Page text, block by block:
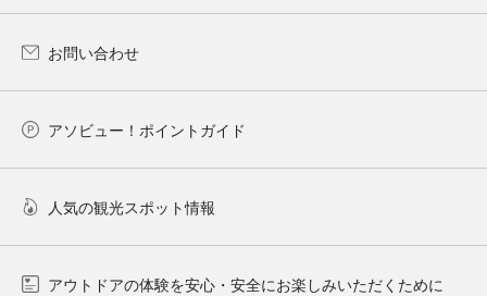
お問い合わせ
アソビュー！ポイントガイド
人気の観光スポット情報
アウトドアの体験を安心・安全にお楽しみいただくために